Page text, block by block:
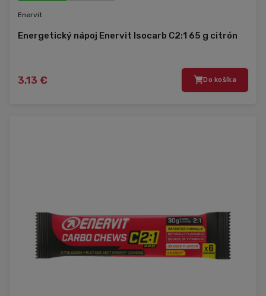
Enervit
Energetický nápoj Enervit Isocarb C2:1 65 g citrón
3,13 € Do košíka